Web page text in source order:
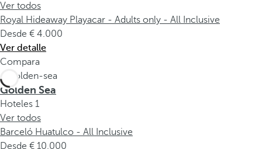
Ver todos
Royal Hideaway Playacar - Adults only - All Inclusive
Desde
4.000
Ver detalle
Compara
Golden Sea
Hoteles 1
Ver todos
Barceló Huatulco - All Inclusive
Desde
10.000